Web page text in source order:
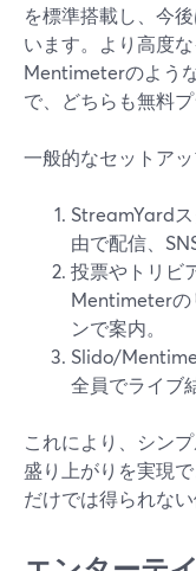
を標準搭載し、今
います。より高度
Mentimeterのよう
で、どちらも無料プ
一般的なセットアッ
StreamYard
由で配信、
投票やトリビ
Mentimeterの
ンで案内。
Slido/
全員でライブ
これにより、シン
盛り上がりを実現
だけでは得られない